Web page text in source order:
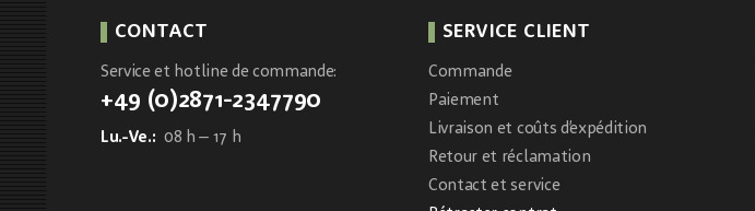
CONTACT
Service et hotline de commande:
+49 (0)2871-2347790
Lu.-Ve.: 08 h – 17 h
SERVICE CLIENT
Commande
Paiement
Livraison et coûts d’expédition
Retour et réclamation
Contact et service